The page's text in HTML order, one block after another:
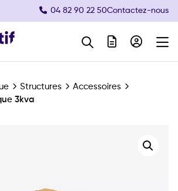
04 82 90 22 50Contactez-nous
Structures
Accessoires
3kva